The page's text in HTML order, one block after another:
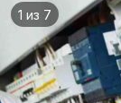
1 из 7